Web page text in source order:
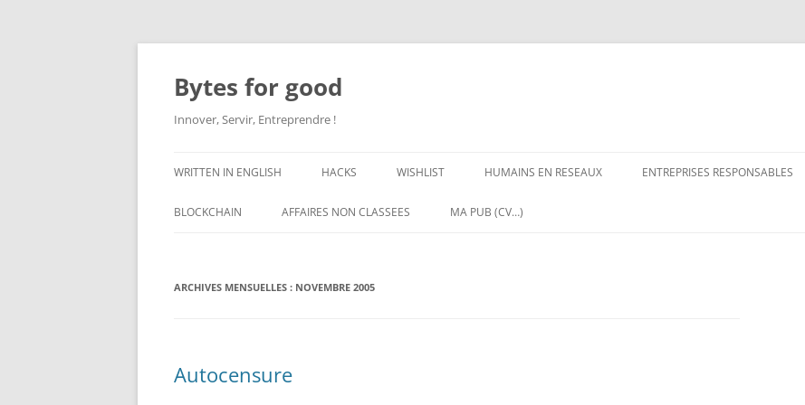
Aller
Bytes for good
Innover, Servir, Entreprendre !
WRITTEN IN ENGLISH HACKS WISHLIST HUMAINS EN RESEAUX ENTREPRISES RESPONSABLES
BLOCKCHAIN AFFAIRES NON CLASSEES MA PUB (CV…)
ARCHIVES MENSUELLES : NOVEMBRE 2005
Autocensure